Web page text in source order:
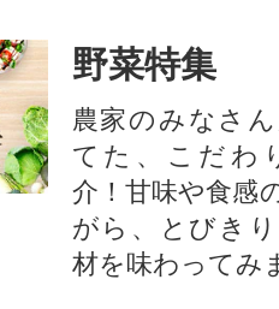
野菜特集
農家のみなさ
てた、こだわ
介！甘味や食感
がら、とびき
材を味わってみ